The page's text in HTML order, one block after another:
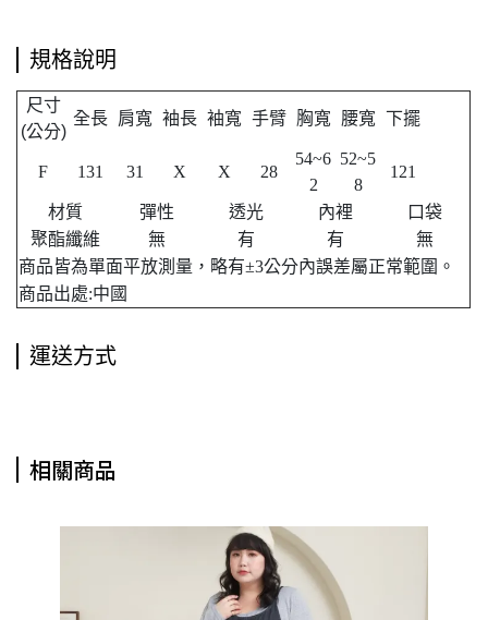
規格說明
尺寸
(公分)
全長 肩寬 袖長 袖寬 手臂 胸寬 腰寬 下擺
F 131 31 X X 28
54~6
2
52~5
8
121
材質 彈性 透光 內裡
口袋
聚酯纖維
無 有 有
無
商品皆為單面平放測量，略有±3公分內誤差屬正常範圍。
商品出處:中國
運送方式
相關商品